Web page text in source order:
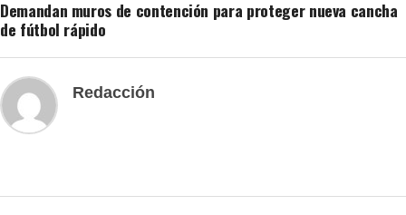
Demandan muros de contención para proteger nueva cancha
de fútbol rápido
Redacción